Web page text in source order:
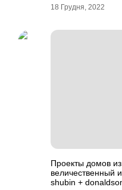
18 Грудня, 2022
Проекты домов
величественный
shubin +